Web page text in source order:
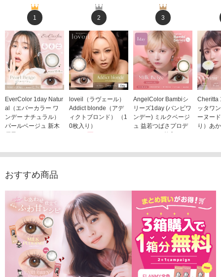
1
EverColor 1day Natur
al（エバーカラー ワ
ンデー ナチュラル）
パールベージュ 新木
優子イメージモデルカ
2,598円(税込)
2
loveil（ラヴェール）
Addict blonde（アデ
ィクトブロンド） （1
0枚入り）
1,760円
3
AngelColor Bambiシ
リーズ1day (バンビワ
ンデー) ミルクベージ
ュ 益若つばさプロデ
ュース（10枚入り）
Cheritta
ッタワ
ーヌー
り）あ
おすすめ商品